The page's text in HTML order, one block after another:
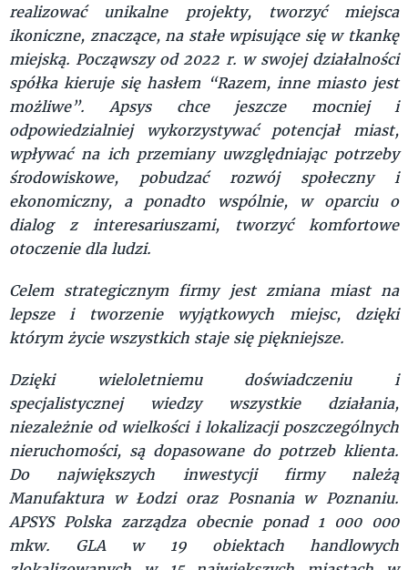
realizować unikalne projekty, tworzyć miejsca
ikoniczne, znaczące, na stałe wpisujące się w tkankę
miejską. Począwszy od 2022 r. w swojej działalności
spółka kieruje się hasłem “Razem, inne miasto jest
możliwe”. Apsys chce jeszcze mocniej i
odpowiedzialniej wykorzystywać potencjał miast,
wpływać na ich przemiany uwzględniając potrzeby
środowiskowe, pobudzać rozwój społeczny i
ekonomiczny, a ponadto wspólnie, w oparciu o
dialog z interesariuszami, tworzyć komfortowe
otoczenie dla ludzi.
Celem strategicznym firmy jest zmiana miast na
lepsze i tworzenie wyjątkowych miejsc, dzięki
którym życie wszystkich staje się piękniejsze.
Dzięki wieloletniemu doświadczeniu i
specjalistycznej wiedzy wszystkie działania,
niezależnie od wielkości i lokalizacji poszczególnych
nieruchomości, są dopasowane do potrzeb klienta.
Do największych inwestycji firmy należą
Manufaktura w Łodzi oraz Posnania w Poznaniu.
APSYS Polska zarządza obecnie ponad 1 000 000
mkw. GLA w 19 obiektach handlowych